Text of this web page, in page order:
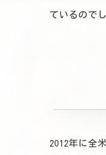
ているので
2012年に全